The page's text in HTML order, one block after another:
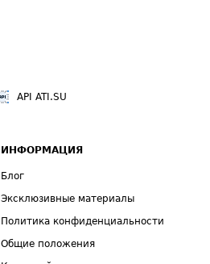
API ATI.SU
ИНФОРМАЦИЯ
Блог
Эксклюзивные материалы
Политика конфиденциальности
Общие положения